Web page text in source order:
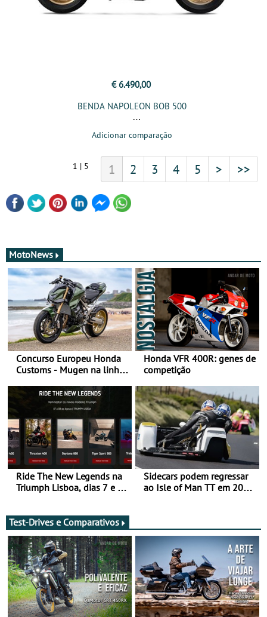
€ 6.490,00
BENDA NAPOLEON BOB 500
Adicionar comparação
1 | 5 1 2 3 4 5 > >>
MotoNews
Concurso Europeu Honda
Customs - Mugen na linha
ganhar
Honda VFR 400R: genes de
competição
Ride The New Legends na
Triumph Lisboa, dias 7 e 8
Sidecars podem regressar
ao Isle of Man TT em 2027
Test-Drives e Comparativos